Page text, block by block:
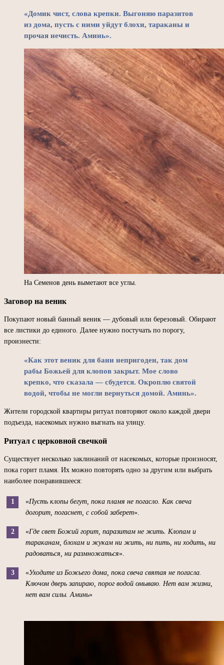
«Домик чист, слова крепки. Выгоняю паразитов
из дома, пусть с ними уйдут блохи, тараканы и
прочая нечисть. Аминь».
На Семенов день выметают все углы.
Заговор на веник
Покупают новый банный веник — дубовый или березовый. Обирают
все листики до единого. Далее нужно постучать по порогу,
произнести:
«Как этот веник для бани непригоден, так дом
рабы Божьей для клопов закрыт. Мое слово
крепко, что сказала — сбудется. Окроплю святой
водой, чтобы не могли вернуться домой. Аминь».
Жители городской квартиры ритуал повторяют около каждой двери
подъезда, насекомых нужно выгнать на улицу.
Ритуал с церковной свечкой
Существует несколько заклинаний от насекомых, которые произносят,
пока горит пламя. Их можно повторять одно за другим или выбрать
наиболее понравившееся:
«Пусть клопы бегут, пока пламя не погасло. Как свеча
догорит, погаснет, с собой заберет».
«Где свет Божий горит, паразитам не жить. Клопам и
тараканам, блохам и жукам ни жить, ни пить, ни ходить, ни
радоваться, ни размножаться».
«Уходите из Божьего дома, пока свеча святая не погасла.
Ключом дверь запираю, порог водой омываю. Нет вам жизни,
нет вам силы. Аминь»